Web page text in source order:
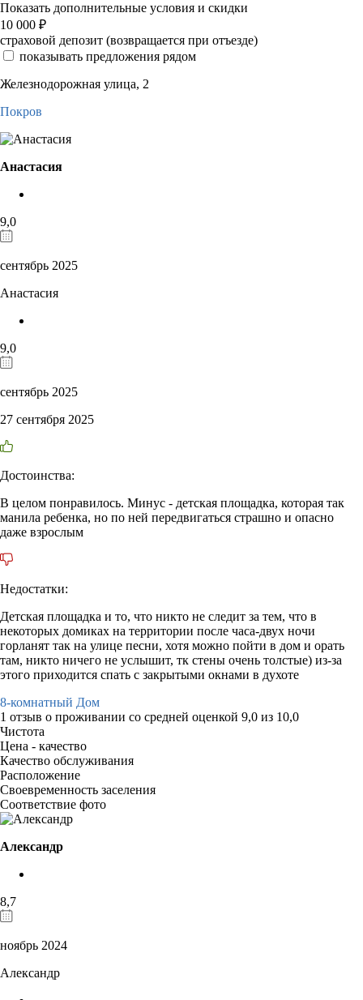
Показать дополнительные условия и скидки
10 000 ₽
страховой депозит (возвращается при отъезде)
показывать предложения рядом
Железнодорожная улица, 2
Покров
Анастасия
9,0
сентябрь 2025
Анастасия
9,0
сентябрь 2025
27 сентября 2025
Достоинства:
В целом понравилось. Минус - детская площадка, которая так
манила ребенка, но по ней передвигаться страшно и опасно
даже взрослым
Недостатки:
Детская площадка и то, что никто не следит за тем, что в
некоторых домиках на территории после часа-двух ночи
горланят так на улице песни, хотя можно пойти в дом и орать
там, никто ничего не услышит, тк стены очень толстые) из-за
этого приходится спать с закрытыми окнами в духоте
8-комнатный Дом
1 отзыв о проживании со средней оценкой 9,0 из 10,0
Чистота
Цена - качество
Качество обслуживания
Расположение
Своевременность заселения
Соответствие фото
Александр
8,7
ноябрь 2024
Александр